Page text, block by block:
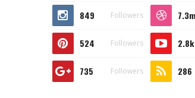
849 Followers 7.3m
524 Followers 2.8k
735 Followers 286